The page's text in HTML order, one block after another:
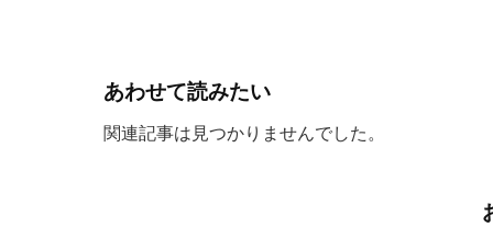
あわせて読みたい
関連記事は見つかりませんでした。